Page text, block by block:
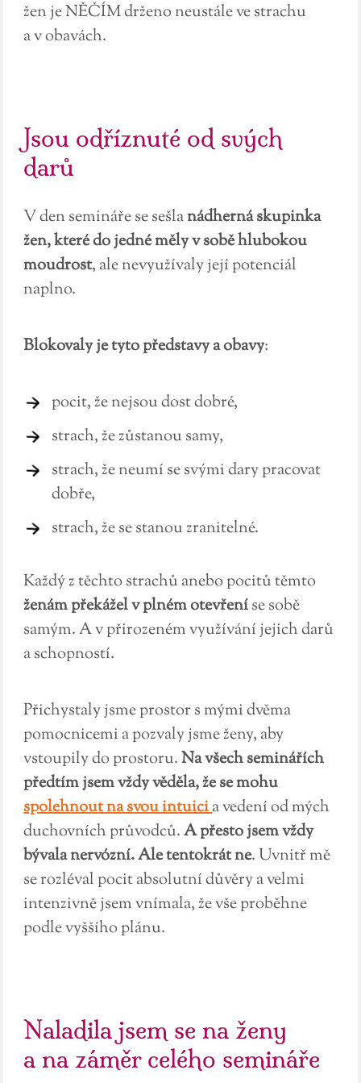
žen je NĚČÍM drženo neustále ve strachu
a v obavách.
Jsou odříznuté od svých
darů
V den semináře se sešlanádherná skupinka
žen, které do jedné měly v sobě hlubokou
moudrost, ale nevyužívaly její potenciál
naplno.
Blokovaly je tyto představy a obavy:
pocit, že nejsou dost dobré,
strach, že zůstanou samy,
strach, že neumí se svými dary pracovat
dobře,
strach, že se stanou zranitelné.
Každý z těchto strachů anebo pocitů těmto
ženám překážel v plném otevřeníse sobě
samým. A v přirozeném využívání jejich darů
a schopností.
Přichystaly jsme prostor s mými dvěma
pomocnicemi a pozvaly jsme ženy, aby
vstoupily do prostoru.Na všech seminářích
předtím jsem vždy věděla, že se mohu
spolehnout na svou intuicia vedení od mých
duchovních průvodců.A přesto jsem vždy
bývala nervózní. Ale tentokrát ne. Uvnitř mě
se rozléval pocit absolutní důvěry a velmi
intenzivně jsem vnímala, že vše proběhne
podle vyššího plánu.
Naladila jsem se na ženy
a na záměr celého semináře